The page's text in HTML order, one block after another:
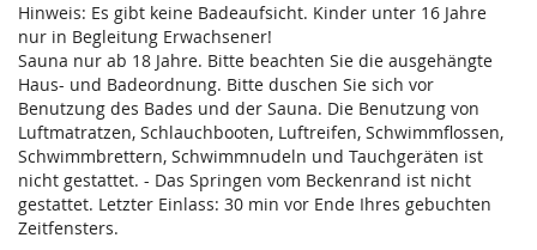
Hinweis: Es gibt keine Badeaufsicht. Kinder unter 16 Jahre
nur in Begleitung Erwachsener!
Sauna nur ab 18 Jahre. Bitte beachten Sie die ausgehängte
Haus- und Badeordnung. Bitte duschen Sie sich vor
Benutzung des Bades und der Sauna. Die Benutzung von
Luftmatratzen, Schlauchbooten, Luftreifen, Schwimmflossen,
Schwimmbrettern, Schwimmnudeln und Tauchgeräten ist
nicht gestattet. - Das Springen vom Beckenrand ist nicht
gestattet. Letzter Einlass: 30 min vor Ende Ihres gebuchten
Zeitfensters.